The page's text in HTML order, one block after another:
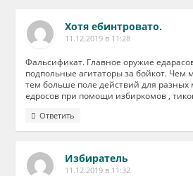
Хотя ебинтровато.
11.12.2019 в 11:28
Фальсификат. Главное оружие
подпольные агитаторы за бойкот. Чем
тем больше поле действий для разных
едросов при помощи избиркомов ,
Ответить
Избиратель
11.12.2019 в 11:32